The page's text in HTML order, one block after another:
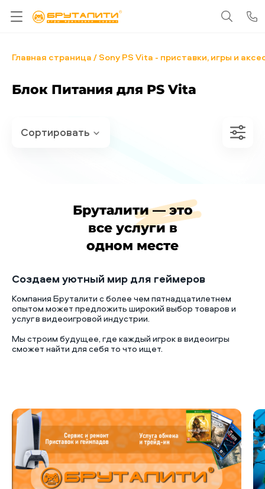
Главная страница Sony PS Vita - приставки, игры и
Блок Питания для PS Vita
Бруталити — это
все услуги в
одном месте
Создаем уютный мир для геймеров
Компания Бруталити с более чем пятнадцатилетнем
опытом может предложить широкий выбор товаров и
услуг в видеоигровой индустрии.
Мы строим будущее, где каждый игрок в видеоигры
сможет найти для себя то что ищет.